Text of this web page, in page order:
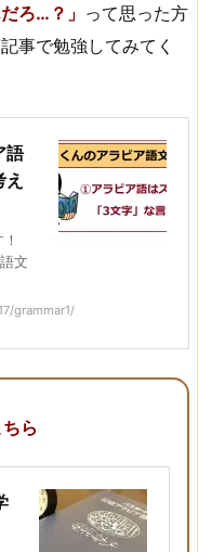
ろ…？」 って思った方
事で勉強してみてく
語
！
文
grammar1/
ら